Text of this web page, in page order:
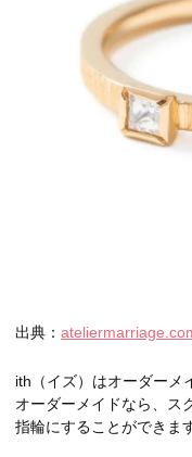
出典：
ith（イズ）はオーダーメ
オーダーメイドなら、ス
指輪にすることができま